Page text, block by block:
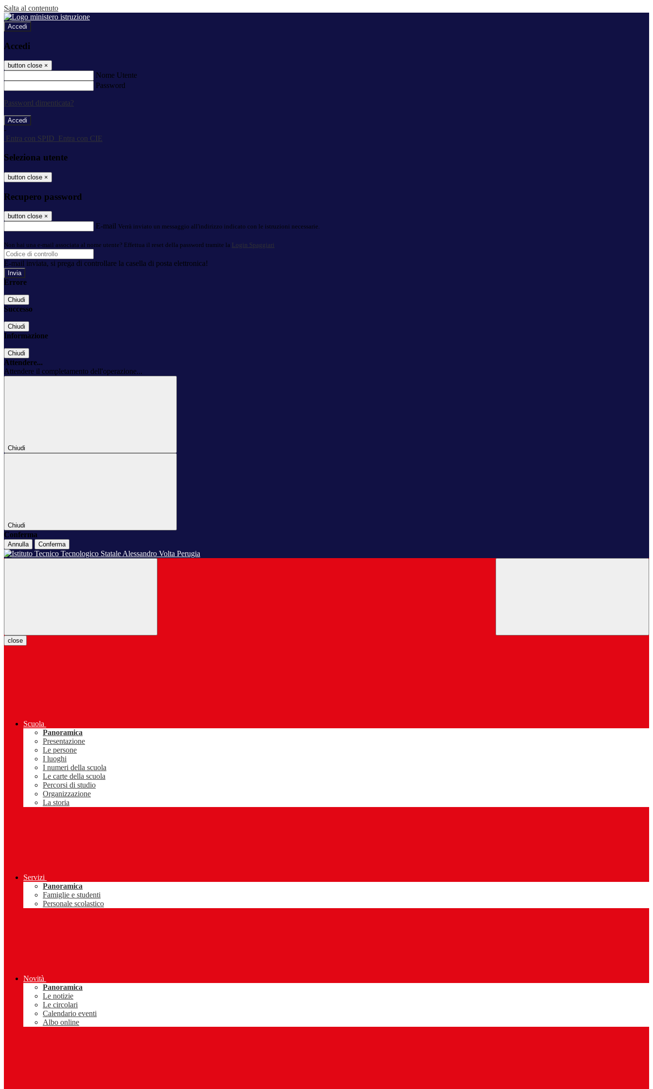
Salta al contenuto
Accedi
Accedi
button close ×
Nome Utente
Password
Password dimenticata?
-
Entra con SPID
Entra con CIE
Seleziona utente
button close ×
Recupero password
button close ×
E-mail Verrà inviato un messaggio all'indirizzo indicato con le istruzioni necessarie.
Non hai una e-mail associata al nome utente? Effettua il reset della password tramite la Login Spaggiari
E-mail inviata, si prega di controllare la casella di posta elettronica!
Errore
Chiudi
Successo
Chiudi
Informazione
Chiudi
Attendere...
Attendere il completamento dell'operazione...
Chiudi
Chiudi
Conferma
Annulla Conferma
close
Scuola
Panoramica
Presentazione
Le persone
I luoghi
I numeri della scuola
Le carte della scuola
Percorsi di studio
Organizzazione
La storia
Servizi
Panoramica
Famiglie e studenti
Personale scolastico
Novità
Panoramica
Le notizie
Le circolari
Calendario eventi
Albo online